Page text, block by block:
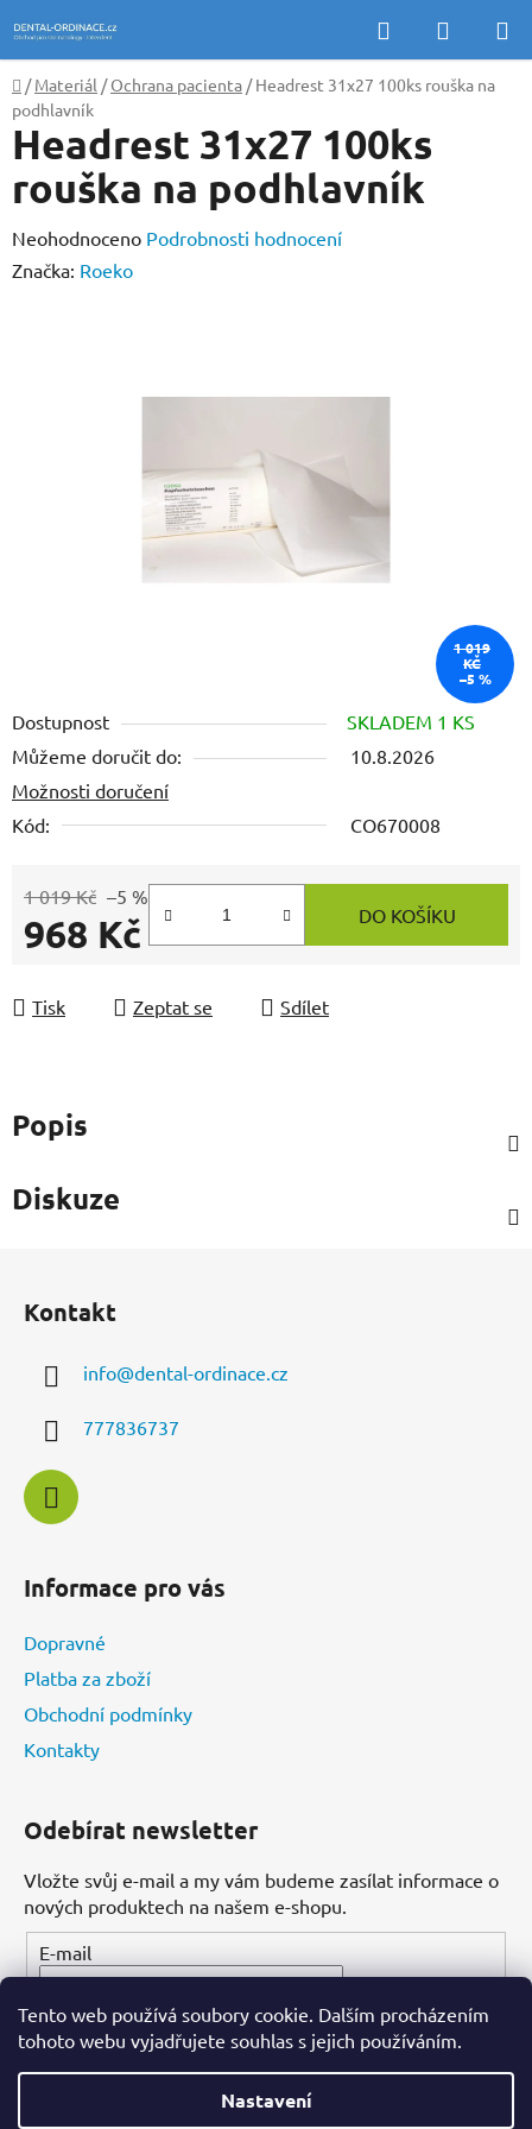
Tento web používá soubory cookie. Dalším procházením
tohoto webu vyjadřujete souhlas s jejich používáním.
Nastavení
na
obsah
Hledat
KOŠÍK
Domů
/ Materiál / Ochrana pacienta / Headrest 31x27 100ks rouška na
podhlavník
Dostupnost
SKLADEM 1 KS
Můžeme doručit do:
10.8.2026
Možnosti doručení
Kód:
CO670008
1 019 Kč –5 %
968 Kč DO KOŠÍKU
Tisk Zeptat se Sdílet
Headrest 31x27 100ks
rouška na podhlavník
Průměrné
hodnocení
Neohodnoceno Podrobnosti hodnocení
Značka: Roeko
1 019
KČ
–5 %
Popis
Diskuze
Kontakt
info@dental-ordinace.cz
777836737
Informace pro vás
Dopravné
Platba za zboží
Obchodní podmínky
Kontakty
Odebírat newsletter
Vložte svůj e-mail a my vám budeme zasílat informace o
nových produktech na našem e-shopu.
E-mail
PŘIHLÁSIT SE